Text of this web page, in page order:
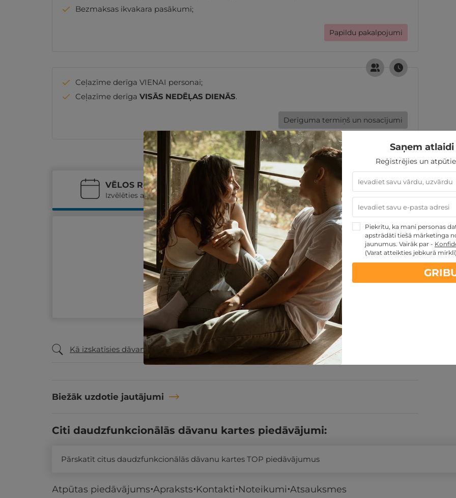
Bezmaksas ikvakara pasākumi;
Papildu pakalpojumi
Ceļazīme derīga VIENAI personai;
Ceļazīme derīga VISĀS NEDĒĻAS DIENĀS.
Derīguma termiņš un nosacījumi
VĒLOS REZERVĒT
Izvēlēties atpūtas datumus
DĀVANAI VAI SEV
Izvēlēties piedāvājumu
Kā izskatīsies dāvanu ceļazīme?
Biežāk uzdotie jautājumi
Atpūtas piedāvājums Apraksts Kontakti Noteikumi Atsauksmes
Citi daudzfunkcionālās dāvanu kartes piedāvājumi:
Pārskatīt citus daudzfunkcionālās dāvanu kartes TOP piedāvājumus
Līdzīgi atpūtas piedāvājumi
Saņem
Reģistrējies un
Piekrītu, ka mani personas
apstrādāti tiešā mārketinga
jaunumus. Vairāk par -
(Varat atteikties jebkurā mirklī)